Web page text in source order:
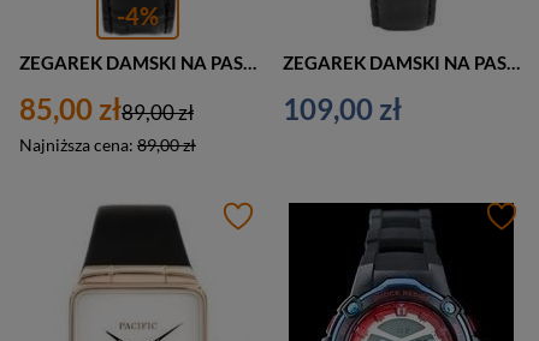
-4%
ZEGAREK DAMSKI NA PASKU CASUAL JORDAN KERR - RA1332 (zj861a) - antyalergiczny
85,00 zł
Najniższa cena: 89,00 zł
89,00 zł
ZEGAREK DAMSKI NA PASKU CZARNY PACIFIC CLOSE (zy588a) - black/silver
109,00 zł